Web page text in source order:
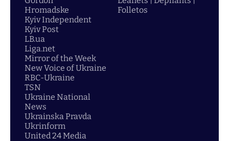
Hromadske
Kyiv Independent
Kyiv Post
LB.ua
Liga.net
Mirror of the Week
New Voice of Ukraine
RBC-Ukraine
TSN
Ukraine National
News
Ukrainska Pravda
Ukrinform
United 24 Media
Folletos